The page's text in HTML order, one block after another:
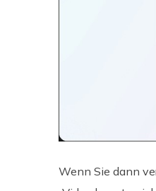
Wenn Sie dann